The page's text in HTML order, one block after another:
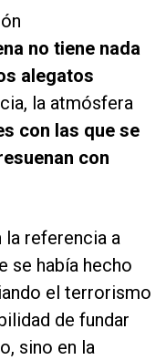
no tiene nada
alegatos
la atmósfera
con las que se
con
referencia a
se había hecho
el terrorismo
de fundar
sino en la